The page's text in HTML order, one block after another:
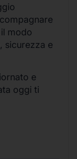
modo
sicurezza e
e
oggi ti